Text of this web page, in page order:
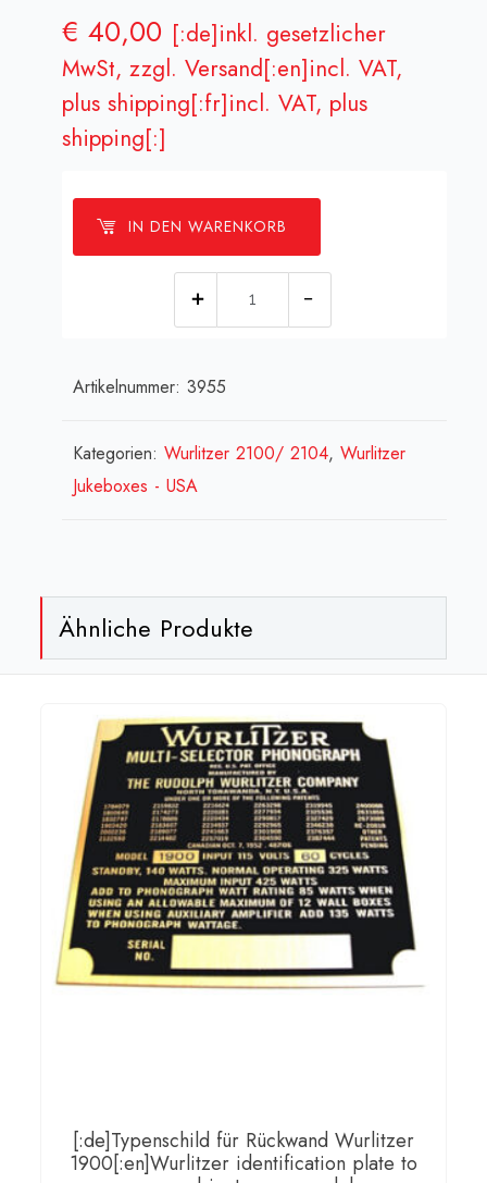
€ 40,00 [:de]inkl. gesetzlicher
MwSt, zzgl. Versand[:en]incl. VAT,
plus shipping[:fr]incl. VAT, plus
shipping[:]
IN DEN WARENKORB
innen
x
2104[:en]Wurlitzer
trim
set
(inner)
model
1900
thru
2104[:fr]Wurlitzer
gold
(inner)
model
Artikelnummer:3955
Kategorien:Wurlitzer 2100/ 2104,Wurlitzer
Jukeboxes - USA
Ähnliche Produkte
[:de]Typenschild für Rückwand Wurlitzer
1900[:en]Wurlitzer identification plate to